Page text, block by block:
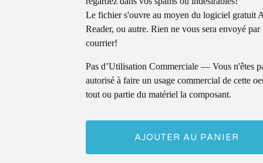
Le fichier s'ouvre au moyen du logiciel gratuit
Reader, ou autre. Rien ne vous sera envoyé par
courrier!
Pas d’Utilisation Commerciale — Vous n'êtes
autorisé à faire un usage commercial de cette
tout ou partie du matériel la composant.
AJOUTER AU PANIER